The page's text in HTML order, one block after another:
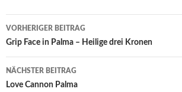
Beitragsnavigation
VORHERIGER BEITRAG
Grip Face in Palma – Heilige drei Kronen
NÄCHSTER BEITRAG
Love Cannon Palma